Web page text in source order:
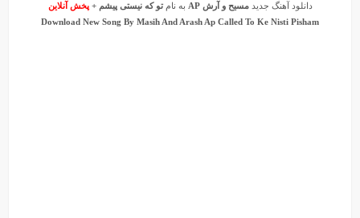
دانلود آهنگ جدید مسیح وآرش AP به نامتو که نیستی پیشم +پخش آنلاین
Download New Song By Masih And Arash Ap Called To Ke Nisti Pisham